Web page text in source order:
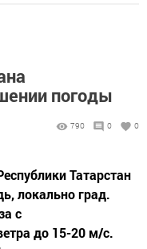
погоды
790 0 0
Татарстан
локально град.
с
до 15-20 м/с.